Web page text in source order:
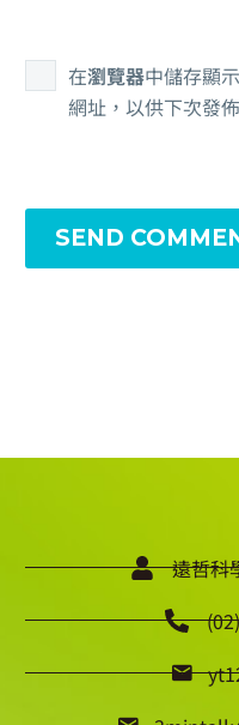
在瀏覽器中儲存顯
網址，以供下次發
SEND
遠哲科